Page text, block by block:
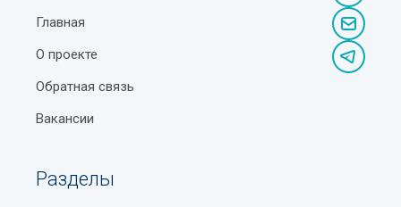
Главная
О проекте
Обратная связь
Вакансии
Разделы